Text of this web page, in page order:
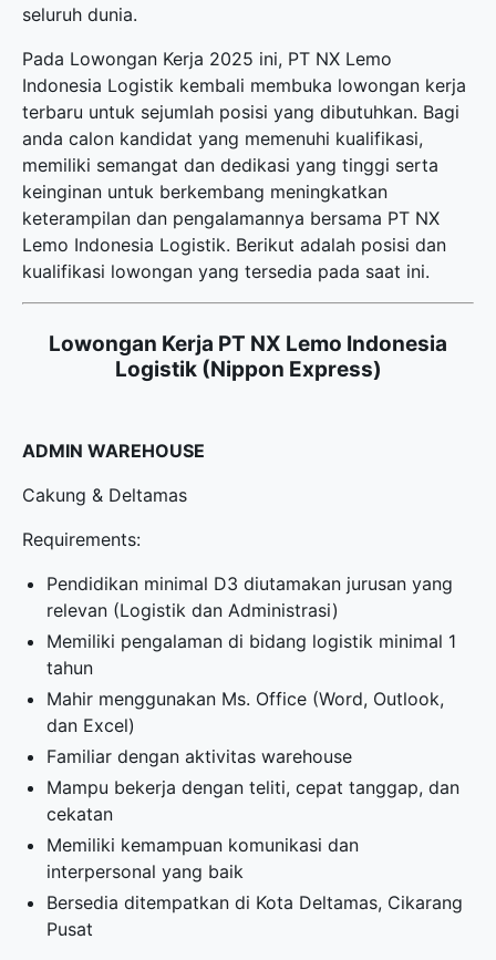
seluruh dunia.
Pada Lowongan Kerja 2025 ini, PT NX Lemo
Indonesia Logistik kembali membuka lowongan kerja
terbaru untuk sejumlah posisi yang dibutuhkan. Bagi
anda calon kandidat yang memenuhi kualifikasi,
memiliki semangat dan dedikasi yang tinggi serta
keinginan untuk berkembang meningkatkan
keterampilan dan pengalamannya bersama PT NX
Lemo Indonesia Logistik. Berikut adalah posisi dan
kualifikasi lowongan yang tersedia pada saat ini.
Lowongan Kerja PT NX Lemo Indonesia
Logistik (Nippon Express)
ADMIN WAREHOUSE
Cakung & Deltamas
Requirements:
Pendidikan minimal D3 diutamakan jurusan yang
relevan (Logistik dan Administrasi)
Memiliki pengalaman di bidang logistik minimal 1
tahun
Mahir menggunakan Ms. Office (Word, Outlook,
dan Excel)
Familiar dengan aktivitas warehouse
Mampu bekerja dengan teliti, cepat tanggap, dan
cekatan
Memiliki kemampuan komunikasi dan
interpersonal yang baik
Bersedia ditempatkan di Kota Deltamas, Cikarang
Pusat